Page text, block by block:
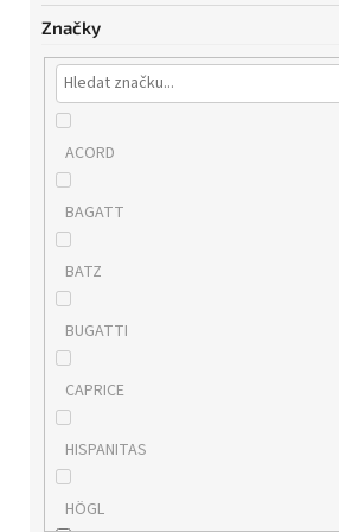
Značky
ACORD
BAGATT
BATZ
BUGATTI
CAPRICE
HISPANITAS
HÖGL